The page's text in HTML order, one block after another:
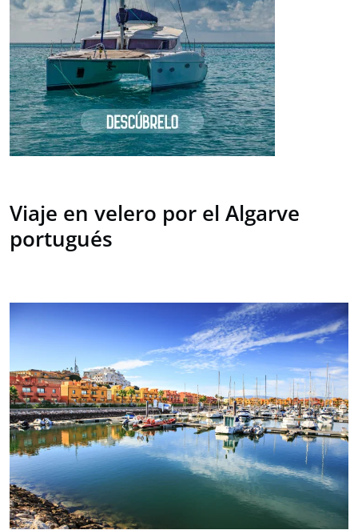
Viaje en velero por el Algarve
portugués